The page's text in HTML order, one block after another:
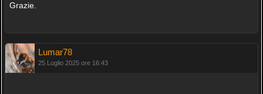
Grazie.
Lumar78
25 Luglio 2025 ore 16:43